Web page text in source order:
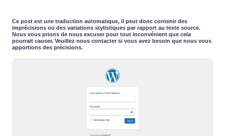
Ce post est une traduction automatique, il peut donc contenir des
imprécisions ou des variations stylistiques par rapport au texte source.
Nous vous prions de nous excuser pour tout inconvénient que cela
pourrait causer. Veuillez nous contacter si vous avez besoin que nous vous
apportions des précisions.